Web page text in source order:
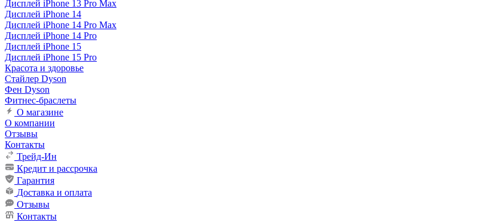
Дисплей iPhone 13 Pro Max
Дисплей iPhone 14
Дисплей iPhone 14 Pro Max
Дисплей iPhone 14 Pro
Дисплей iPhone 15
Дисплей iPhone 15 Pro
Красота и здоровье
Стайлер Dyson
Фен Dyson
Фитнес-браслеты
О магазине
О компании
Отзывы
Контакты
Трейд-Ин
Кредит и рассрочка
Гарантия
Доставка и оплата
Отзывы
Контакты